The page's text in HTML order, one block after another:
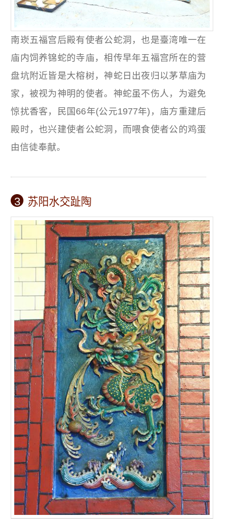
南崁五福宫后殿有使者公蛇洞，也是臺湾唯一在
庙内饲养锦蛇的寺庙，相传早年五福宫所在的营
盘坑附近皆是大榕树，神蛇日出夜归以茅草庙为
家，被视为神明的使者。神蛇虽不伤人，为避免
惊扰香客，民国66年(公元1977年)，庙方重建后
殿时，也兴建使者公蛇洞，而喂食使者公的鸡蛋
由信徒奉献。
3 苏阳水交趾陶